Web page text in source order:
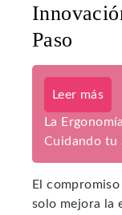
Paso
Leer más
La
Cuidando tu
El
solo mejora la